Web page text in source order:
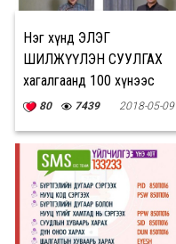
Нэг хүнд ЭЛЭГ
ШИЛЖҮҮЛЭН СУУЛГАХ
хагалгаанд 100 хүнээс
БЭЛЭГЛЭСЭН ЦУС
80 7439 2018-05-09